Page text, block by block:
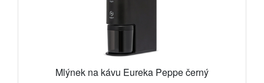
Mlýnek na kávu Eureka Peppe černý